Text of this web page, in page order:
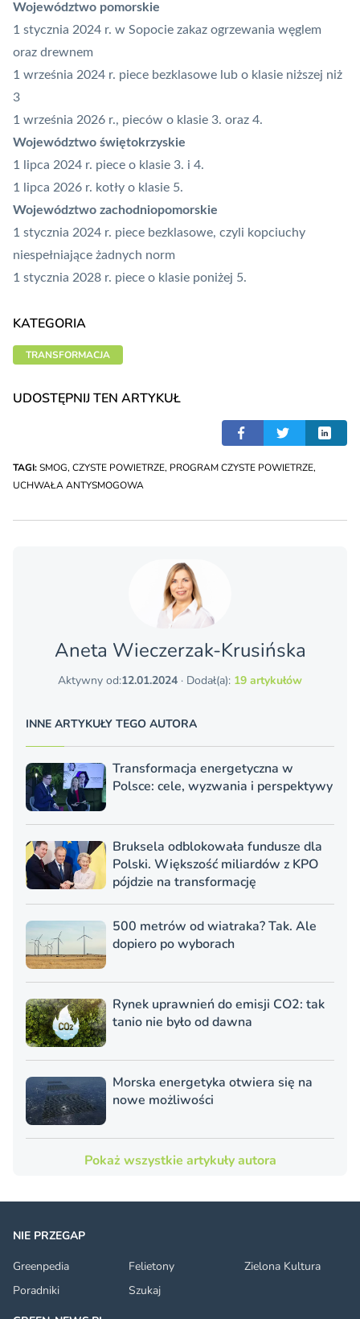
Województwo pomorskie
1 stycznia 2024 r. w Sopocie zakaz ogrzewania węglem
oraz drewnem
1 września 2024 r. piece bezklasowe lub o klasie niższej niż
3
1 września 2026 r., pieców o klasie 3. oraz 4.
Województwo świętokrzyskie
1 lipca 2024 r. piece o klasie 3. i 4.
1 lipca 2026 r. kotły o klasie 5.
Województwo zachodniopomorskie
1 stycznia 2024 r. piece bezklasowe, czyli kopciuchy
niespełniające żadnych norm
1 stycznia 2028 r. piece o klasie poniżej 5.
KATEGORIA
TRANSFORMACJA
UDOSTĘPNIJ TEN ARTYKUŁ
TAGI:SMOG, CZYSTE POWIETRZE, PROGRAM CZYSTE POWIETRZE,
UCHWAŁA ANTYSMOGOWA
Aneta Wieczerzak-Krusińska
Aktywny od:12.01.2024 · Dodał(a): 19 artykułów
INNE ARTYKUŁY TEGO AUTORA
Transformacja energetyczna w
Polsce: cele, wyzwania i perspektywy
Bruksela odblokowała fundusze dla
Polski. Większość miliardów z KPO
pójdzie na transformację
500 metrów od wiatraka? Tak. Ale
dopiero po wyborach
Rynek uprawnień do emisji CO2: tak
tanio nie było od dawna
Morska energetyka otwiera się na
nowe możliwości
Pokaż wszystkie artykuły autora
NIE PRZEGAP
Greenpedia
Felietony
Zielona Kultura
Poradniki
Szukaj